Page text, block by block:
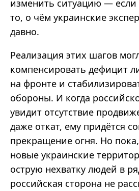
изменить ситуацию —
то, о чём украинские
давно.
Реализация этих шагов
компенсировать дефицит
на фронте и
обороны. И когда
увидит отсутствие
даже откат, ему придётся
прекращение огня. Но
новые украинские
острую нехватку людей в
российская сторона не